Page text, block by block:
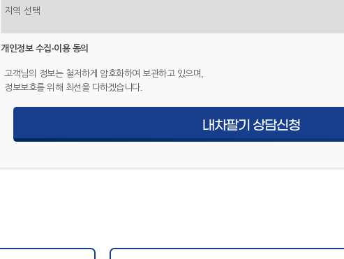
개인정보 수집·이용 동의
고객님의 정보는 철저하게 암호화하여 보관하고 있으며,
정보보호를 위해 최선을 다하겠습니다.
내차팔기 상담신청